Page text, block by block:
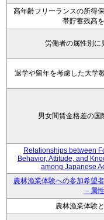
高年齢フリーランスの所得
帯貯蓄残高
労働者の属性別に
退学や留年を考慮した大学
男女間賃金格差の
Relationships between
Behavior, Attitude, and
among Japanese
農林漁業体験への参加希望
－属
農林漁業体験